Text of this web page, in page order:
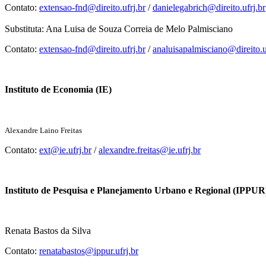
Contato: extensao-fnd@direito.ufrj.br/danielegabrich@direito.ufrj.br
Substituta: Ana Luisa de Souza Correia de Melo Palmisciano
Contato: extensao-fnd@direito.ufrj.br/
Instituto de Economia (IE)
Alexandre Laino Freitas
Contato: ext@ie.ufrj.br/alexandre.freitas@ie.ufrj.br
Instituto de Pesquisa e Planejamento Urbano e Regional
Renata Bastos da Silva
Contato: renatabastos@ippur.ufrj.br